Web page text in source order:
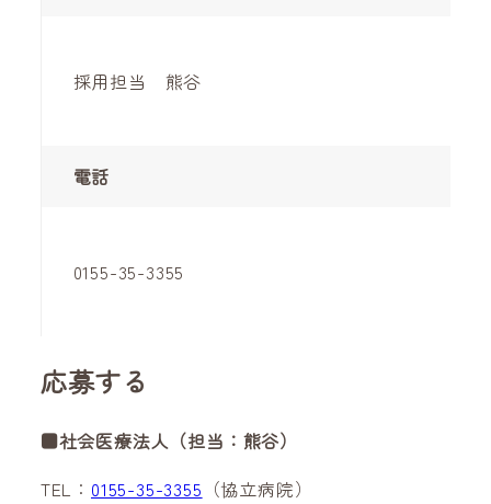
採用担当 熊谷
電話
0155-35-3355
応募する
■社会医療法人（担当：熊谷）
TEL： 0155-35-3355 （協立病院）